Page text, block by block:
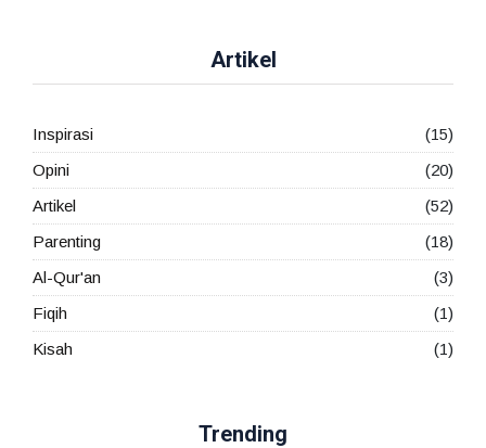
Artikel
Inspirasi
(15)
Opini
(20)
Artikel
(52)
Parenting
(18)
Al-Qur'an
(3)
Fiqih
(1)
Kisah
(1)
Trending